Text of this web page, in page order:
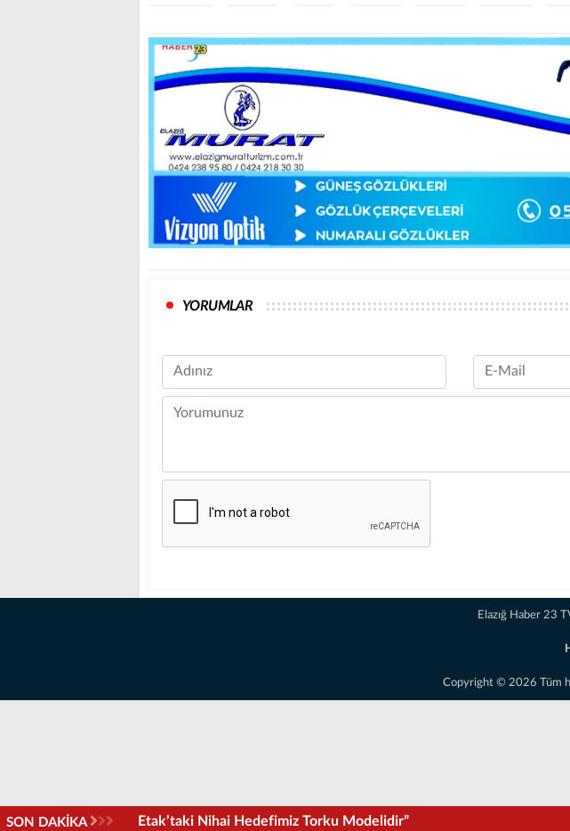
YORUMLAR
Name Email
Comment
Elazığ Haber 23
Copyright © 2026 Tüm
SON DAKİKA Etak’taki Nihai Hedefimiz Torku Modelidir”